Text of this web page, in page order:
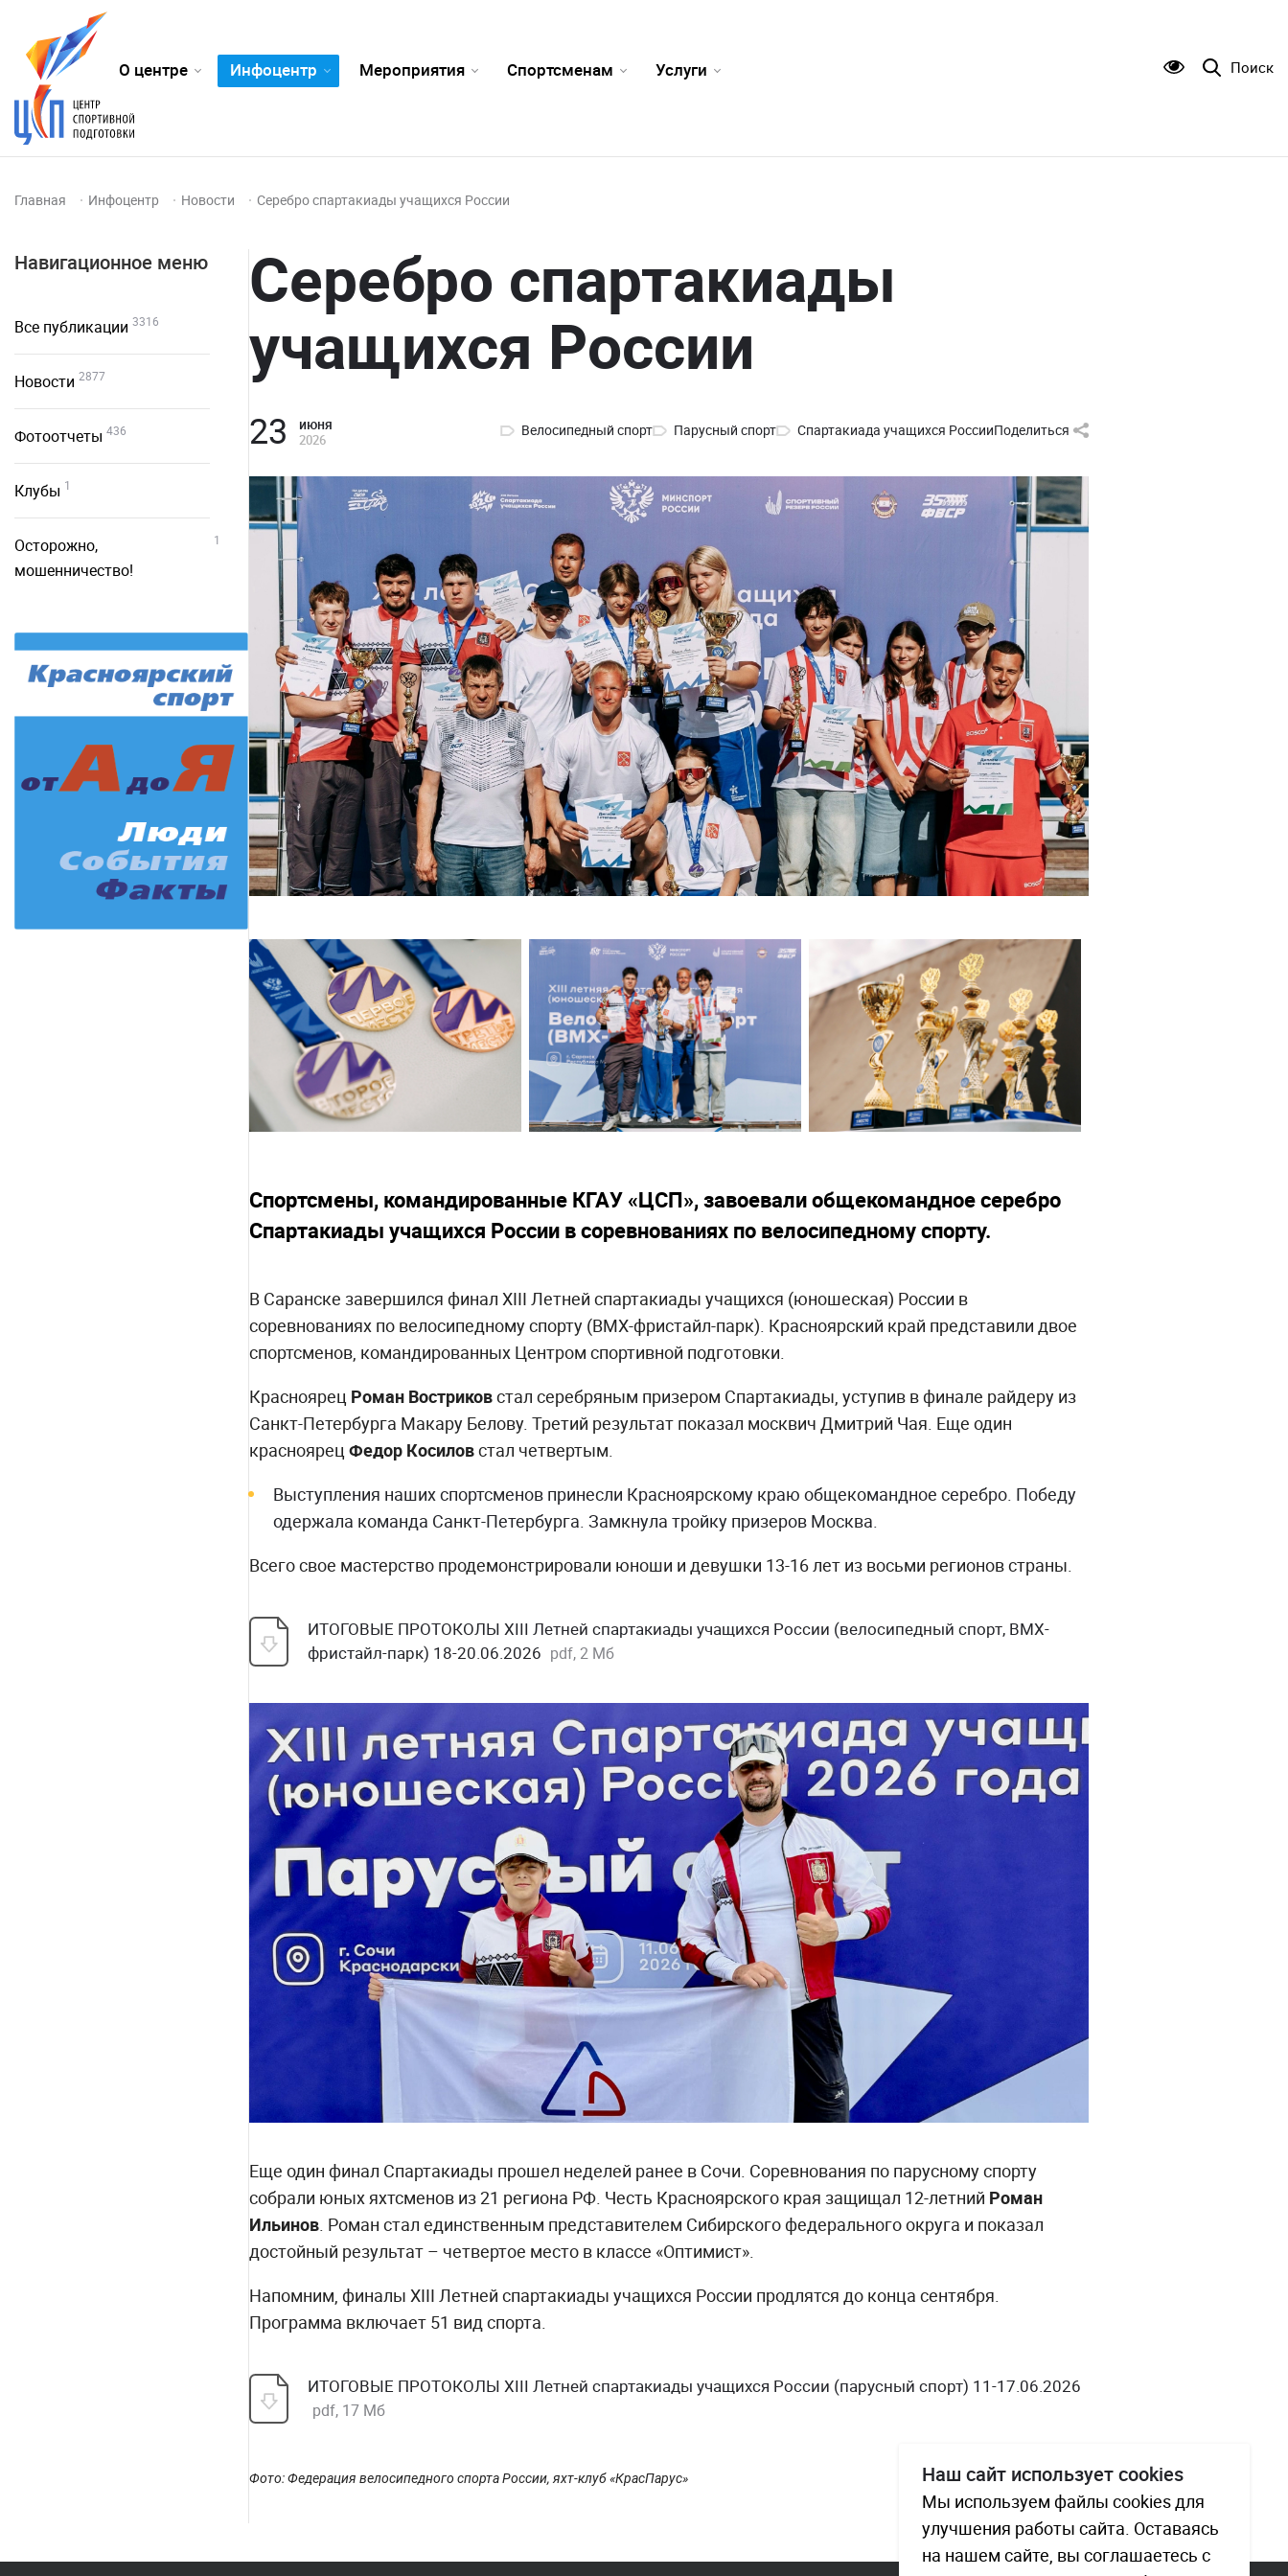
О центре Инфоцентр Мероприятия Спортсменам Услуги Поиск
Главная Инфоцентр Новости Серебро спартакиады учащихся России
Навигационное меню
Все публикации 3316
Новости 2877
Фотоотчеты 436
Клубы 1
Осторожно,
мошенничество!
1
Серебро спартакиады
учащихся России
23 июня
2026
Велосипедный спорт Парусный спорт Спартакиада учащихся РоссииПоделиться
Спортсмены, командированные КГАУ «ЦСП», завоевали общекомандное серебро
Спартакиады учащихся России в соревнованиях по велосипедному спорту.
В Саранске завершился финал XIII Летней спартакиады учащихся (юношеская) России в
соревнованиях по велосипедному спорту (BMX-фристайл-парк). Красноярский край представили двое
спортсменов, командированных Центром спортивной подготовки.
Красноярец Роман Востриковстал серебряным призером Спартакиады, уступив в финале райдеру из
Санкт-Петербурга Макару Белову. Третий результат показал москвич Дмитрий Чая. Еще один
красноярецФедор Косиловстал четвертым.
Выступления наших спортсменов принесли Красноярскому краю общекомандное серебро. Победу
одержала команда Санкт-Петербурга. Замкнула тройку призеров Москва.
Всего свое мастерство продемонстрировали юноши и девушки 13-16 лет из восьми регионов страны.
ИТОГОВЫЕ ПРОТОКОЛЫ XIII Летней спартакиады учащихся России (велосипедный спорт, BMX-
фристайл-парк) 18-20.06.2026 pdf, 2 Мб
Еще один финал Спартакиады прошел неделей ранее в Сочи. Соревнования по парусному спорту
собрали юных яхтсменов из 21 региона РФ. Честь Красноярского края защищал 12-летний Роман
Ильинов. Роман стал единственным представителем Сибирского федерального округа и показал
достойный результат – четвертое место в классе «Оптимист».
Напомним, финалы XIII Летней спартакиады учащихся России продлятся до конца сентября.
Программа включает 51 вид спорта.
ИТОГОВЫЕ ПРОТОКОЛЫ XIII Летней спартакиады учащихся России (парусный спорт) 11-17.06.2026
pdf, 17 Мб
Фото: Федерация велосипедного спорта России, яхт-клуб «КрасПарус» Наш сайт использует cookies
Мы используем файлы cookies для
улучшения работы сайта. Оставаясь
на нашем сайте, вы соглашаетесь с